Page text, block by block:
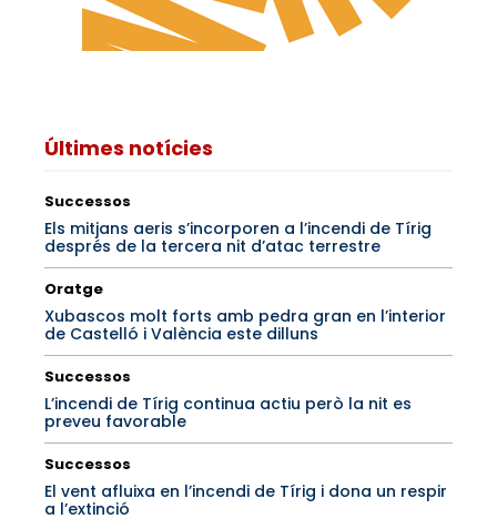
Últimes notícies
Successos
Els mitjans aeris s’incorporen a l’incendi de Tírig
després de la tercera nit d’atac terrestre
Oratge
Xubascos molt forts amb pedra gran en l’interior
de Castelló i València este dilluns
Successos
L’incendi de Tírig continua actiu però la nit es
preveu favorable
Successos
El vent afluixa en l’incendi de Tírig i dona un respir
a l’extinció